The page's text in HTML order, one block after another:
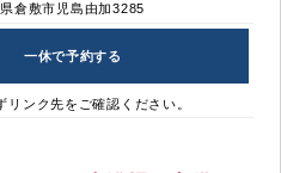
倉敷市児島由加3285
一休で予約する
ンク先をご確認ください。